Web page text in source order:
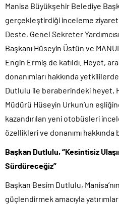
Manisa Büyükşehir Belediye
gerçekleştirdiği inceleme
Deste, Genel Sekreter
Başkanı Hüseyin Üstün ve
Engin Ermiş de katıldı. Heyet,
donanımları hakkında
Dutlulu ile beraberindeki heyet,
Müdürü Hüseyin Urkun’un
kazandırılan yeni otobüsleri
özellikleri ve donanımı hakkında
Başkan Dutlulu, “Kesintisiz
Sürdüreceğiz”
Başkan Besim Dutlulu, Manisa’nın
güçlendirmek amacıyla